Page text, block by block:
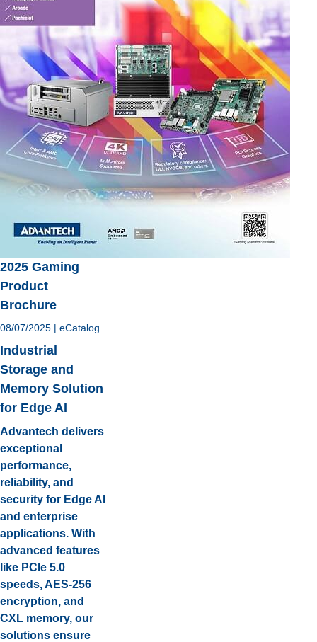
2025 Gaming
Product
Brochure
08/07/2025 | eCatalog
Industrial
Storage and
Memory Solution
for Edge AI
Advantech delivers
exceptional
performance,
reliability, and
security for Edge AI
and enterprise
applications. With
advanced features
like PCIe 5.0
speeds, AES-256
encryption, and
CXL memory, our
solutions ensure